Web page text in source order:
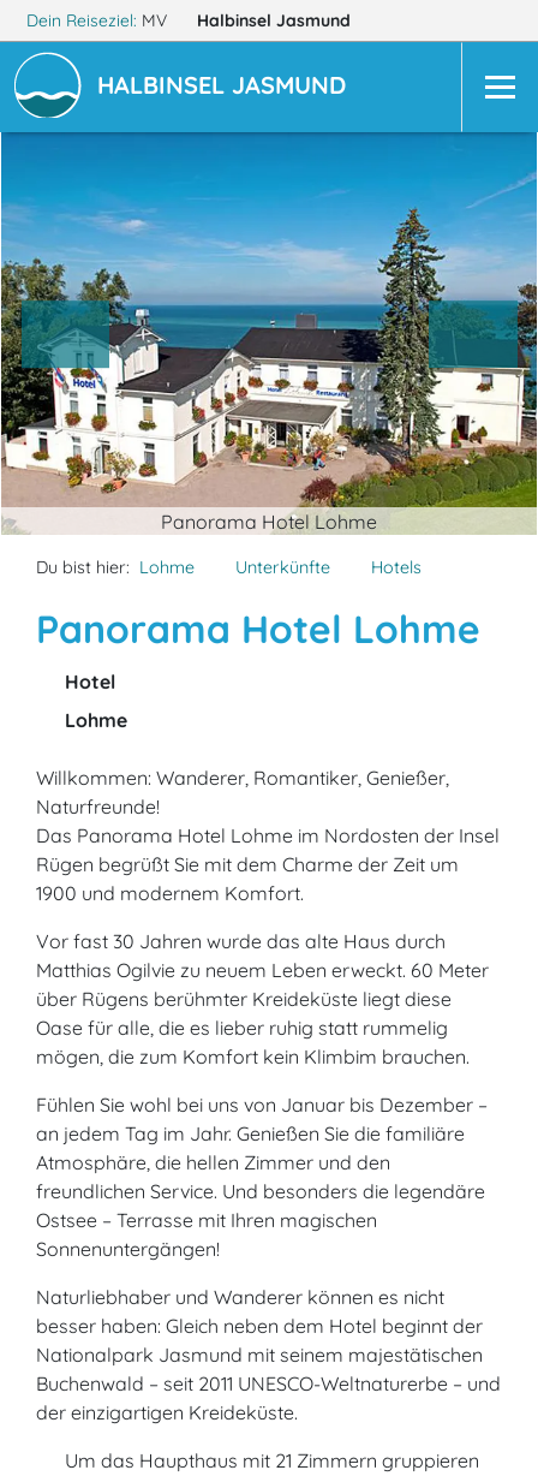
Dein Reiseziel: MV Halbinsel Jasmund
HALBINSEL JASMUND
Panorama Hotel Lohme
Du bist hier: Lohme Unterkünfte Hotels
Panorama Hotel Lohme
Hotel
Lohme
Willkommen: Wanderer, Romantiker, Genießer,
Naturfreunde!
Das Panorama Hotel Lohme im Nordosten der Insel
Rügen begrüßt Sie mit dem Charme der Zeit um
1900 und modernem Komfort.
Vor fast 30 Jahren wurde das alte Haus durch
Matthias Ogilvie zu neuem Leben erweckt. 60 Meter
über Rügens berühmter Kreideküste liegt diese
Oase für alle, die es lieber ruhig statt rummelig
mögen, die zum Komfort kein Klimbim brauchen.
Fühlen Sie wohl bei uns von Januar bis Dezember –
an jedem Tag im Jahr. Genießen Sie die familiäre
Atmosphäre, die hellen Zimmer und den
freundlichen Service. Und besonders die legendäre
Ostsee – Terrasse mit Ihren magischen
Sonnenuntergängen!
Naturliebhaber und Wanderer können es nicht
besser haben: Gleich neben dem Hotel beginnt der
Nationalpark Jasmund mit seinem majestätischen
Buchenwald – seit 2011 UNESCO-Weltnaturerbe – und
der einzigartigen Kreideküste.
Um das Haupthaus mit 21 Zimmern gruppieren